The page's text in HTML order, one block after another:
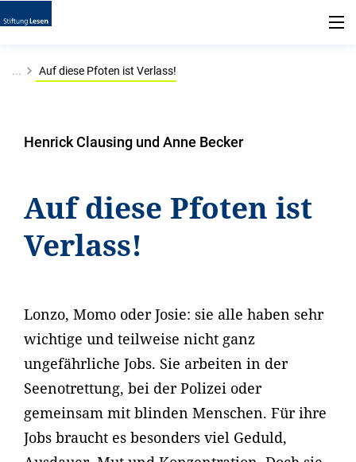
... Auf diese Pfoten ist Verlass!
Henrick Clausing und Anne Becker
Auf diese Pfoten ist
Verlass!
Lonzo, Momo oder Josie: sie alle haben sehr
wichtige und teilweise nicht ganz
ungefährliche Jobs. Sie arbeiten in der
Seenotrettung, bei der Polizei oder
gemeinsam mit blinden Menschen. Für ihre
Jobs braucht es besonders viel Geduld,